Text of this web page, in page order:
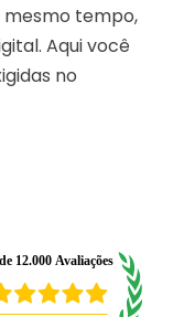
tempo,
Aqui você
no